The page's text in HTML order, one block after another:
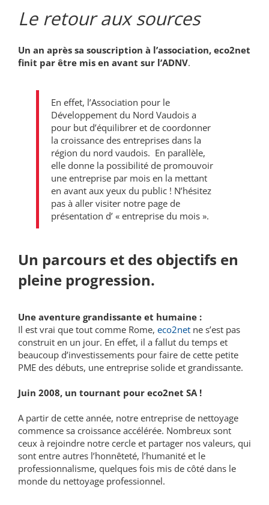
Le retour aux sources
Un an après sa souscription à l’association, eco2net
finit par être mis en avant sur l’ADNV.
En effet, l’Association pour le
Développement du Nord Vaudois a
pour but d’équilibrer et de coordonner
la croissance des entreprises dans la
région du nord vaudois. En parallèle,
elle donne la possibilité de promouvoir
une entreprise par mois en la mettant
en avant aux yeux du public ! N’hésitez
pas à aller visiter notre page de
présentation d’ « entreprise du mois ».
Un parcours et des objectifs en
pleine progression.
Une aventure grandissante et humaine :
Il est vrai que tout comme Rome, eco2net ne s’est pas
construit en un jour. En effet, il a fallut du temps et
beaucoup d’investissements pour faire de cette petite
PME des débuts, une entreprise solide et grandissante.
Juin 2008, un tournant pour eco2net SA !
A partir de cette année, notre entreprise de nettoyage
commence sa croissance accélérée. Nombreux sont
ceux à rejoindre notre cercle et partager nos valeurs, qui
sont entre autres l’honnêteté, l’humanité et le
professionnalisme, quelques fois mis de côté dans le
monde du nettoyage professionnel.